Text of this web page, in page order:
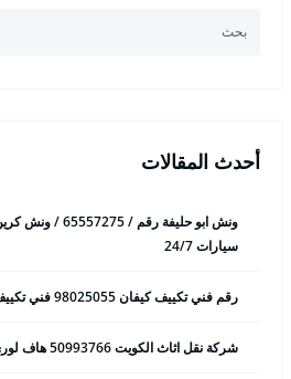
أحدث المقالات
ونش ابو حليفة رقم
سيارات 24/7
رقم فني تكييف كيفان 98025055 فني تكييف مركزي 24 ساعة
شركة نقل اثاث الكويت 50993766 هاف لوري وانيت نقل عفش